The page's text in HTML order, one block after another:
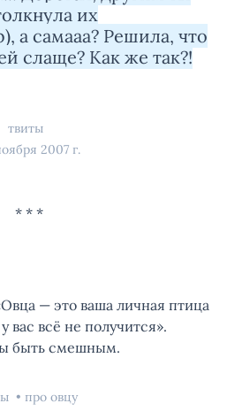
их
самааа? Решила, что
слаще? Как же так?!
твиты
2007 г.
— это ваша личная птица
вас всё не получится».
быть смешным.
про овцу